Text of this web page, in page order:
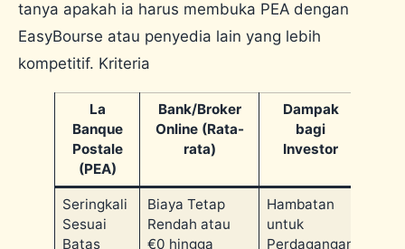
tanya apakah ia harus membuka PEA dengan
EasyBourse atau penyedia lain yang lebih
kompetitif. Kriteria
La
Banque
Postale
(PEA)
Bank/Broker
Online (Rata-
rata)
Dampak
bagi
Investor
Seringkali
Sesuai
Batas
Biaya Tetap
Rendah atau
€0 hingga
Hambatan
untuk
Perdagangan